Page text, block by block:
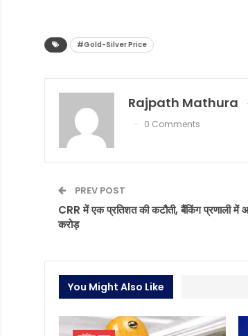
#Gold-Silver Price
Rajpath Mathura
0 Comments
PREV POST
CRR में एक प्रतिशत की कटौती, बैंकिंग प्रणाली
करोड़
You Might Also Like